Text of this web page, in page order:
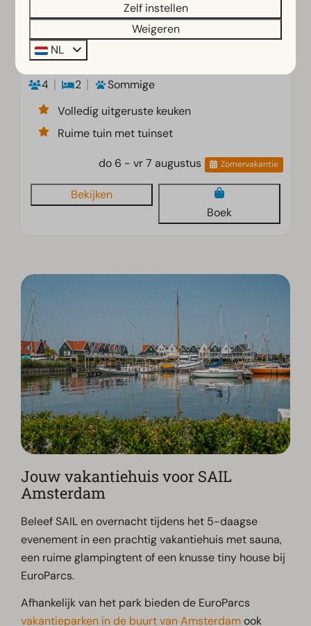
€ 798
Comfort 4 personen
Nederland, Noord-Holland, Egmond aan
den Hoef
4
2
Sommige
Volledig uitgeruste keuken
Ruime tuin met tuinset
do 6 - vr 7 augustus Zomervakantie
Bekijken
Boek
Jouw vakantiehuis voor SAIL
Amsterdam
Beleef SAIL en overnacht tijdens het 5-daagse
evenement in een prachtig vakantiehuis met sauna,
een ruime glampingtent of een knusse tiny house bij
EuroParcs.
Afhankelijk van het park bieden de EuroParcs
vakantieparken in de buurt van Amsterdamook
Zelf instellen
Weigeren
NL